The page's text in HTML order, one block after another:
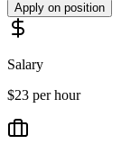
Apply on position
Salary
$23 per hour